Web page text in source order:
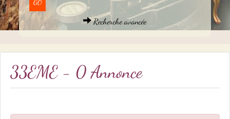
Recherche avancée
33EME - 0 Annonce